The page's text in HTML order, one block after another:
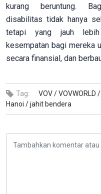
kurang beruntung.
disabilitas tidak hanya
tetapi yang jauh lebih
kesempatan bagi mereka
secara finansial, dan
Tag: VOV /VOVWORLD /
Hanoi /jahit bendera